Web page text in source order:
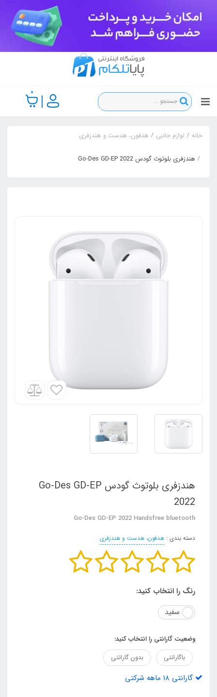
0
خانه لوازم جانبی هدفون، هدست و هندزفری
هندزفری بلوتوث گودس Go-Des GD-EP 2022
هندزفری بلوتوث گودس Go-Des GD-EP
2022
Go-Des GD-EP 2022 Handsfree bluetooth
دسته بندی : هدفون، هدست و هندزفری
رنگ را انتخاب کنید:
سفید
وضعیت گارانتی را انتخاب کنید:
باگارانتی
بدون گارانتی
گارانتی 18 ماهه شرکتی